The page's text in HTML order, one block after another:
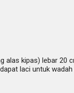
kipas) lebar 20
laci untuk